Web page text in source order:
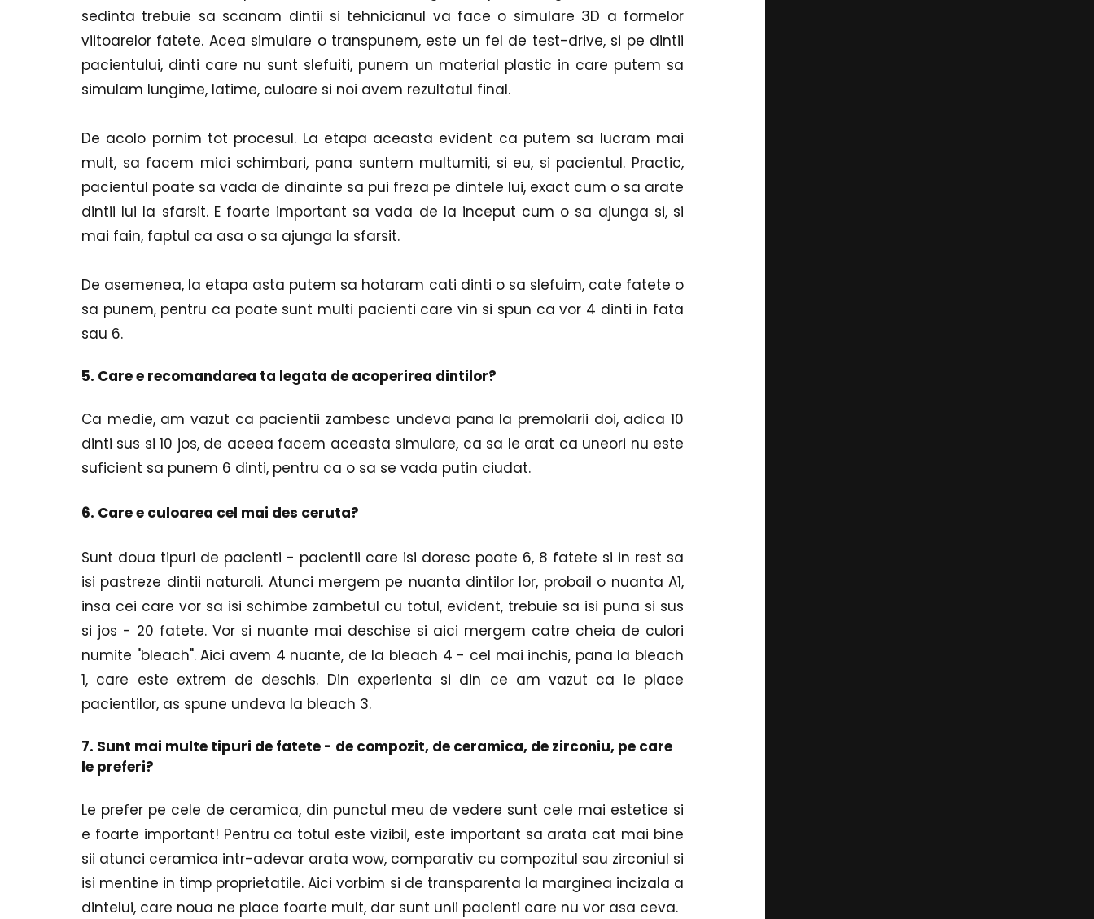
sedinta trebuie sa scanam dintii si tehnicianul va face o simulare 3D a formelor
viitoarelor fatete. Acea simulare o transpunem, este un fel de test-drive, si pe dintii
pacientului, dinti care nu sunt slefuiti, punem un material plastic in care putem sa
simulam lungime, latime, culoare si noi avem rezultatul final.
De acolo pornim tot procesul. La etapa aceasta evident ca putem sa lucram mai
mult, sa facem mici schimbari, pana suntem multumiti, si eu, si pacientul. Practic,
pacientul poate sa vada de dinainte sa pui freza pe dintele lui, exact cum o sa arate
dintii lui la sfarsit. E foarte important sa vada de la inceput cum o sa ajunga si, si
mai fain, faptul ca asa o sa ajunga la sfarsit.
De asemenea, la etapa asta putem sa hotaram cati dinti o sa slefuim, cate fatete o
sa punem, pentru ca poate sunt multi pacienti care vin si spun ca vor 4 dinti in fata
sau 6.
5. Care e recomandarea ta legata de acoperirea dintilor?
Ca medie, am vazut ca pacientii zambesc undeva pana la premolarii doi, adica 10
dinti sus si 10 jos, de aceea facem aceasta simulare, ca sa le arat ca uneori nu este
suficient sa punem 6 dinti, pentru ca o sa se vada putin ciudat.
6. Care e culoarea cel mai des ceruta?
Sunt doua tipuri de pacienti - pacientii care isi doresc poate 6, 8 fatete si in rest sa
isi pastreze dintii naturali. Atunci mergem pe nuanta dintilor lor, probail o nuanta A1,
insa cei care vor sa isi schimbe zambetul cu totul, evident, trebuie sa isi puna si sus
si jos - 20 fatete. Vor si nuante mai deschise si aici mergem catre cheia de culori
numite "bleach". Aici avem 4 nuante, de la bleach 4 - cel mai inchis, pana la bleach
1, care este extrem de deschis. Din experienta si din ce am vazut ca le place
pacientilor, as spune undeva la bleach 3.
7. Sunt mai multe tipuri de fatete - de compozit, de ceramica, de zirconiu, pe care
le preferi?
Le prefer pe cele de ceramica, din punctul meu de vedere sunt cele mai estetice si
e foarte important! Pentru ca totul este vizibil, este important sa arata cat mai bine
sii atunci ceramica intr-adevar arata wow, comparativ cu compozitul sau zirconiul si
isi mentine in timp proprietatile. Aici vorbim si de transparenta la marginea incizala a
dintelui, care noua ne place foarte mult, dar sunt unii pacienti care nu vor asa ceva.